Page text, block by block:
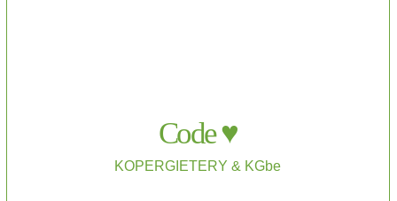
Code ♥
KOPERGIETERY & KGbe